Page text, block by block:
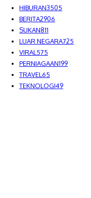
HIBURAN3505
BERITA2906
SUKAN811
LUAR NEGARA725
VIRAL 575
PERNIAGAAN199
TRAVEL 65
TEKNOLOGI49